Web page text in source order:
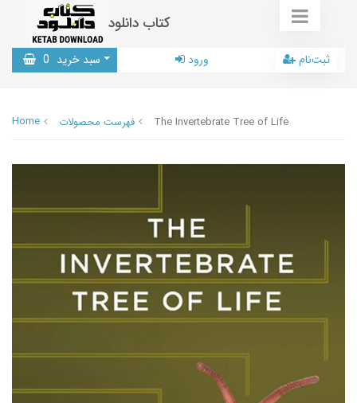
کتاب دانلود
سبد خرید 0 ورود ثبت‌نام
Home فهرست محصولات The Invertebrate Tree of Life